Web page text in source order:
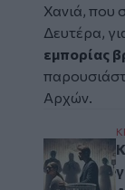
Χανιά, που
Δευτέρα,
εμπορίας
Αρχών.